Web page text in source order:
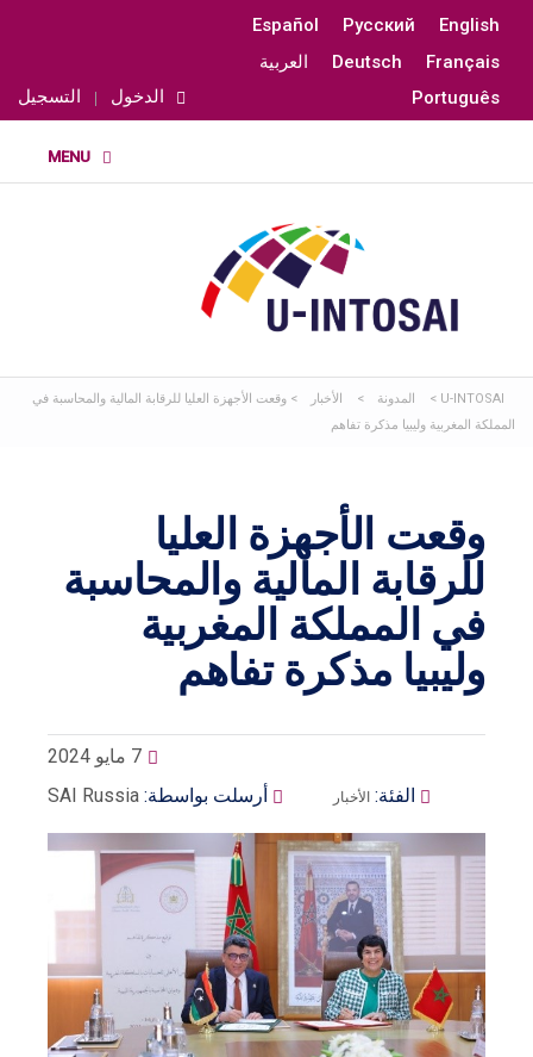
English
Русский
Español
Français
Deutsch
العربية
Português
الدخول التسجيل
U-INTOSAI
> المدونة > الأخبار > وقعت الأجهزة العليا للرقابة المالية والمحاسبة في
المملكة المغربية وليبيا مذكرة تفاهم
وقعت الأجهزة العليا
للرقابة المالية والمحاسبة
في المملكة المغربية
وليبيا مذكرة تفاهم
7 مايو 2024
أرسلت بواسطة: SAI Russia الفئة: الأخبار